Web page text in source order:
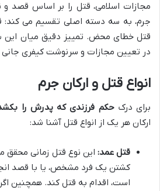
مجازات اسلامی، قتل را بر اساس قصد
جرم، به سه دسته اصلی تقسیم می کند:
قتل خطای محض. تمییز دقیق میان این
در تعیین مجازات و سرنوشت کیفری جانی
انواع قتل و ارکان جرم
برای درکحکم فرزندی که پدرش را
ارکان هر یک از انواع قتل آشنا شد:
قتل عمد: این نوع قتل زمانی
کشتن یک فرد مشخص، یا با قصد
است، اقدام به قتل کند. همچنین